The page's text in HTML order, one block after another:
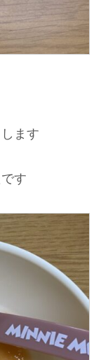
ます
す